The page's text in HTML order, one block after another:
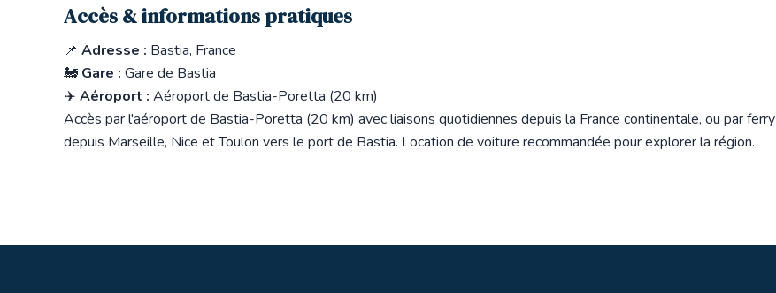
Accès & informations pratiques
📌 Adresse : Bastia, France
🚂 Gare : Gare de Bastia
✈️ Aéroport : Aéroport de Bastia-Poretta (20 km)
Accès par l'aéroport de Bastia-Poretta (20 km) avec liaisons quotidiennes depuis la France continentale, ou par ferry
depuis Marseille, Nice et Toulon vers le port de Bastia. Location de voiture recommandée pour explorer la région.